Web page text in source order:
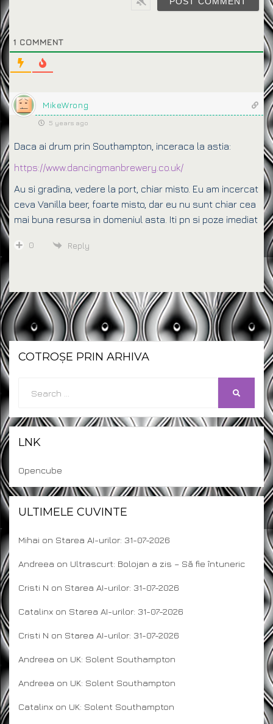
1 COMMENT
MikeWrong
5 years ago
Daca ai drum prin Southampton, inceraca la astia:
https://www.dancingmanbrewery.co.uk/
Au si gradina, vedere la port, chiar misto. Eu am incercat
ceva Vanilla beer, foarte misto, dar eu nu sunt chiar cea
mai buna resursa in domeniul asta. Iti pn si poze imediat
0 Reply
COTROȘE PRIN ARHIVA
SEARCH
LNK
Opencube
ULTIMELE CUVINTE
Mihai on Starea AI-urilor: 31-07-2026
Andreea on Ultrascurt: Bolojan a zis – Să fie întuneric
Cristi N on Starea AI-urilor: 31-07-2026
Catalinx on Starea AI-urilor: 31-07-2026
Cristi N on Starea AI-urilor: 31-07-2026
Andreea on UK: Solent Southampton
Andreea on UK: Solent Southampton
Catalinx on UK: Solent Southampton